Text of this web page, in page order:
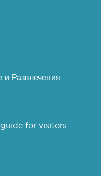
и Развлечения
for visitors